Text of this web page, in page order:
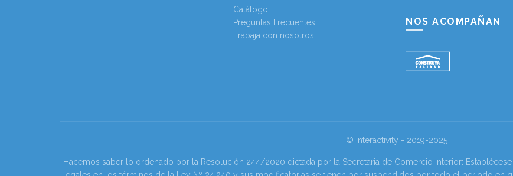
Catálogo
Preguntas Frecuentes
Trabaja con nosotros
NOS ACOMPAÑAN
© Interactivity - 2019-2025
Hacemos saber lo ordenado por la Resolución 244/2020 dictada por la Secretaria de Comercio Interior: